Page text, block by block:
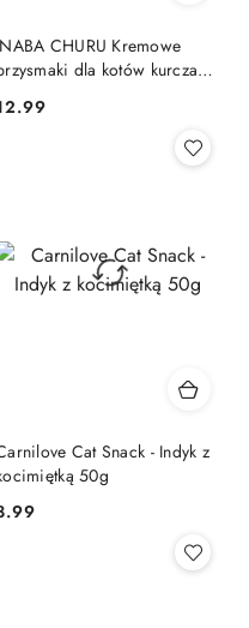
CHURU Kremowe
dla kotów kurczak i
Cena:
Cat Snack - Indyk z
50g